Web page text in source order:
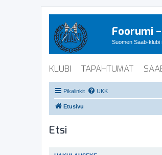
Foorumi
Suomen Saab-klubi
KLUBI TAPAHTUMAT
Pikalinkit UKK
Etusivu
Etsi